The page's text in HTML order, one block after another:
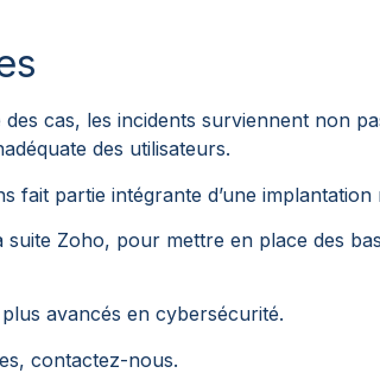
cas, les incidents surviennent non
des utilisateurs.
fait partie intégrante d’une implantation
Zoho, pour mettre en place des
avancés en cybersécurité.
contactez-nous.